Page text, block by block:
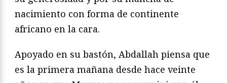
nacimiento con forma de continente
africano en la cara.
Apoyado en su bastón, Abdallah piensa que
es la primera mañana desde hace veinte